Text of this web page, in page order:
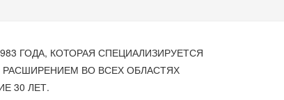
ГОДА, КОТОРАЯ СПЕЦИАЛИЗИРУЕТСЯ
ВО ВСЕХ ОБЛАСТЯХ
30 ЛЕТ.